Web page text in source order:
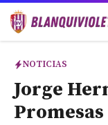
Saltar
NOTICIAS
Jorge
Promesas